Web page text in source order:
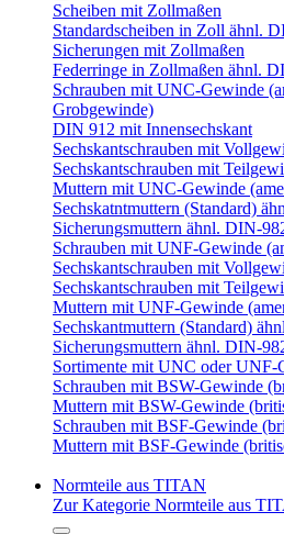
Scheiben mit Zollmaßen
Standardscheiben in Zoll ähnl.
Sicherungen mit Zollmaßen
Federringe in Zollmaßen ähnl.
Schrauben mit UNC-Gewinde
Grobgewinde)
DIN 912 mit Innensechskant
Sechskantschrauben mit
Sechskantschrauben mit
Muttern mit UNC-Gewinde
Sechskatntmuttern (Standard)
Sicherungsmuttern ähnl. DIN-
Schrauben mit UNF-Gewinde
Sechskantschrauben mit
Sechskantschrauben mit
Muttern mit UNF-Gewinde
Sechskantmuttern (Standard)
Sicherungsmuttern ähnl. DIN-
Sortimente mit UNC oder UNF-
Schrauben mit BSW-Gewinde
Muttern mit BSW-Gewinde
Schrauben mit BSF-Gewinde
Muttern mit BSF-Gewinde
Normteile aus TITAN
Zur Kategorie Normteile aus